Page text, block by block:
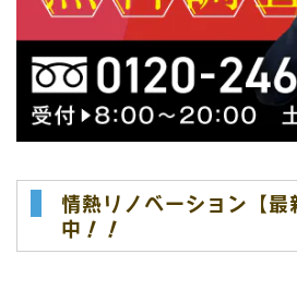
情熱リノベーション【最
中！！